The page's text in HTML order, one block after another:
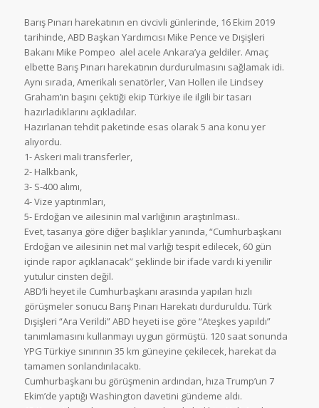
Barış Pınarı harekatının en civcivli günlerinde, 16 Ekim 2019
tarihinde, ABD Başkan Yardımcısı Mike Pence ve Dışişleri
Bakanı Mike Pompeo alel acele Ankara’ya geldiler. Amaç
elbette Barış Pınarı harekatının durdurulmasını sağlamak idi.
Aynı sırada, Amerikalı senatörler, Van Hollen ile Lindsey
Graham’ın başını çektiği ekip Türkiye ile ilgili bir tasarı
hazırladıklarını açıkladılar.
Hazırlanan tehdit paketinde esas olarak 5 ana konu yer
alıyordu.
1- Askeri mali transferler,
2- Halkbank,
3- S-400 alımı,
4- Vize yaptırımları,
5- Erdoğan ve ailesinin mal varlığının araştırılması..
Evet, tasarıya göre diğer başlıklar yanında, “Cumhurbaşkanı
Erdoğan ve ailesinin net mal varlığı tespit edilecek, 60 gün
içinde rapor açıklanacak” şeklinde bir ifade vardı ki yenilir
yutulur cinsten değil.
ABD’li heyet ile Cumhurbaşkanı arasında yapılan hızlı
görüşmeler sonucu Barış Pınarı Harekatı durduruldu. Türk
Dışişleri “Ara Verildi” ABD heyeti ise göre “Ateşkes yapıldı”
tanımlamasını kullanmayı uygun görmüştü. 120 saat sonunda
YPG Türkiye sınırının 35 km güneyine çekilecek, harekat da
tamamen sonlandırılacaktı.
Cumhurbaşkanı bu görüşmenin ardından, hıza Trump’un 7
Ekim’de yaptığı Washington davetini gündeme aldı.